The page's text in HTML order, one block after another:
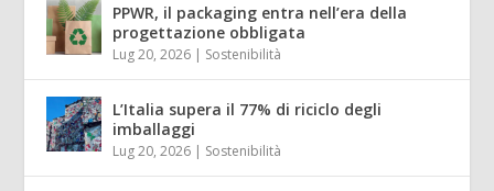
PPWR, il packaging entra nell’era della
progettazione obbligata
Lug 20, 2026 | Sostenibilità
L’Italia supera il 77% di riciclo degli
imballaggi
Lug 20, 2026 | Sostenibilità